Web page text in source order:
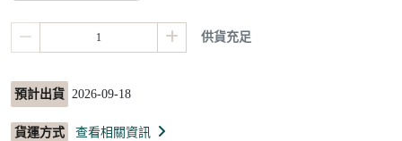
供貨充足
預計出貨 2026-09-18
貨運方式 查看相關資訊